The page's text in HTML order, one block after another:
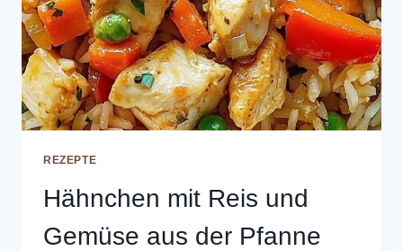
REZEPTE
Hähnchen mit Reis und
Gemüse aus der Pfanne